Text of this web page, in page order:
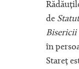
de
Bisericii
în
Stareț